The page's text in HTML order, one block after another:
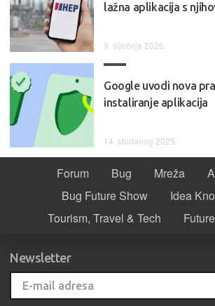
lažna aplikacija s
9. siječnja 2026.
Google uvodi nova
instaliranje aplikacija
14. studenog 2025.
Forum Bug Mreža
Bug Future Show
Idea
Tourism, Travel & Tech
Newsletter